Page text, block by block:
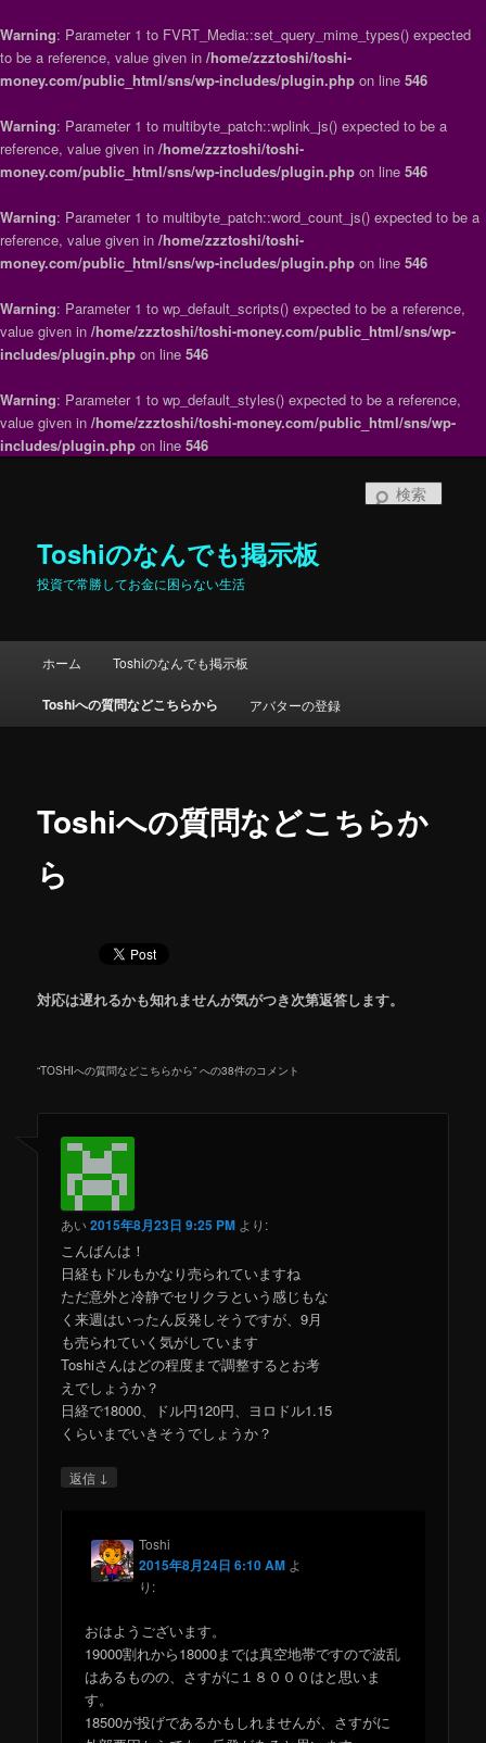
Warning: Parameter 1 to FVRT_Media::set_query_mime_types() expected
to be a reference, value given in /home/zzztoshi/toshi-
money.com/public_html/sns/wp-includes/plugin.php on line 546
Warning: Parameter 1 to multibyte_patch::wplink_js() expected to be a
reference, value given in /home/zzztoshi/toshi-
money.com/public_html/sns/wp-includes/plugin.php on line 546
Warning: Parameter 1 to multibyte_patch::word_count_js() expected to be a
reference, value given in /home/zzztoshi/toshi-
money.com/public_html/sns/wp-includes/plugin.php on line 546
Warning: Parameter 1 to wp_default_scripts() expected to be a reference,
value given in /home/zzztoshi/toshi-money.com/public_html/sns/wp-
includes/plugin.php on line 546
Warning: Parameter 1 to wp_default_styles() expected to be a reference,
value given in /home/zzztoshi/toshi-money.com/public_html/sns/wp-
includes/plugin.php on line 546
Toshiのなんでも掲示板
投資で常勝してお金に困らない生活
メインコンテンツへ移動
サブコンテンツへ移動
ホーム Toshiのなんでも掲示板
Toshiへの質問などこちらから アバターの登録
Toshiへの質問などこちらか
ら
対応は遅れるかも知れませんが気がつき次第返答します。
“TOSHIへの質問などこちらから” への38件のコメント
あい2015年8月23日 9:25 PM より:
こんばんは！
日経もドルもかなり売られていますね
ただ意外と冷静でセリクラという感じもな
く来週はいったん反発しそうですが、9月
も売られていく気がしています
Toshiさんはどの程度まで調整するとお考
えでしょうか？
日経で18000、ドル円120円、ヨロドル1.15
くらいまでいきそうでしょうか？
返信 ↓
Toshi
2015年8月24日 6:10 AM よ
り:
おはようございます。
19000割れから18000までは真空地帯ですので波乱
はあるものの、さすがに１８０００はと思いま
す。
18500が投げであるかもしれませんが、さすがに